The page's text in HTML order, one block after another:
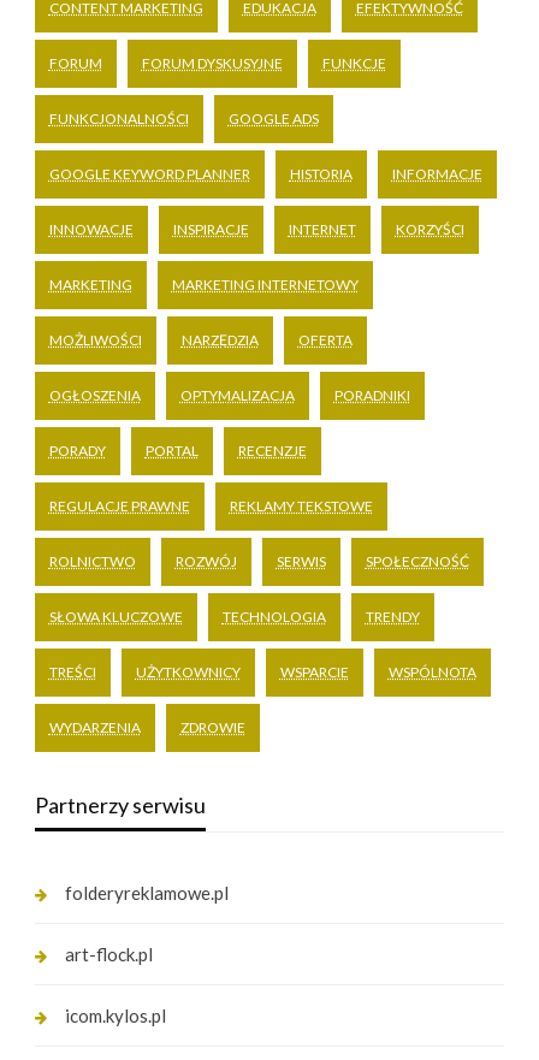
CONTENT MARKETING EDUKACJA EFEKTYWNOŚĆ
FORUM FORUM DYSKUSYJNE FUNKCJE
FUNKCJONALNOŚCI GOOGLE ADS
GOOGLE KEYWORD PLANNER HISTORIA INFORMACJE
INNOWACJE INSPIRACJE INTERNET KORZYŚCI
MARKETING MARKETING INTERNETOWY
MOŻLIWOŚCI NARZĘDZIA OFERTA
OGŁOSZENIA OPTYMALIZACJA PORADNIKI
PORADY PORTAL RECENZJE
REGULACJE PRAWNE REKLAMY TEKSTOWE
ROLNICTWO ROZWÓJ SERWIS SPOŁECZNOŚĆ
SŁOWA KLUCZOWE TECHNOLOGIA TRENDY
TREŚCI UŻYTKOWNICY WSPARCIE WSPÓLNOTA
WYDARZENIA ZDROWIE
Partnerzy serwisu
folderyreklamowe.pl
art-flock.pl
icom.kylos.pl